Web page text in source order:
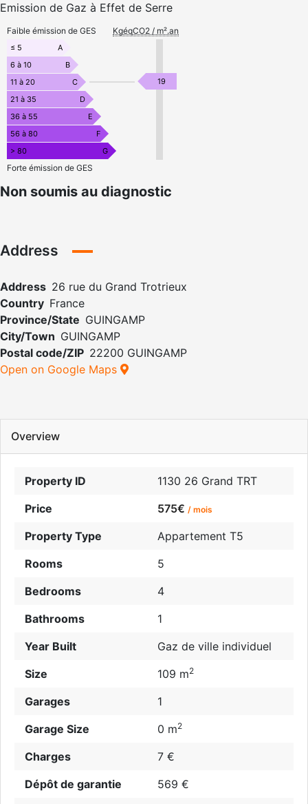
Emission de Gaz à Effet de Serre
Faible émission de GES KgéqCO2 / m².an
≤ 5
A
6 à 10
B
11 à 20
C
21 à 35
D
36 à 55
E
56 à 80
F
> 80
G
19
Forte émission de GES
Non soumis au diagnostic
Address
Address 26 rue du Grand Trotrieux
Country France
Province/State GUINGAMP
City/Town GUINGAMP
Postal code/ZIP 22200 GUINGAMP
Open on Google Maps
Overview
Property ID
1130 26 Grand TRT
Price
575€ / mois
Property Type
Appartement T5
Rooms
5
Bedrooms
4
Bathrooms
1
Year Built
Gaz de ville individuel
Size
109 m2
Garages
1
Garage Size
0 m2
Charges
7 €
Dépôt de garantie
569 €